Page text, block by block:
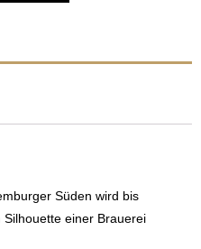
Süden wird bis
einer Brauerei